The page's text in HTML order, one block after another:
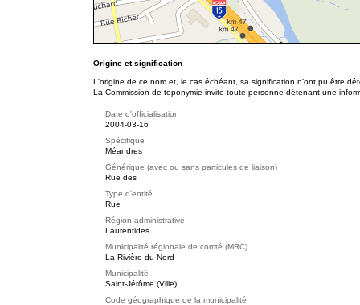
Origine et signification
L'origine de ce nom et, le cas échéant, sa signification n’ont pu être
La Commission de toponymie invite toute personne détenant une
Date d'officialisation
2004-03-16
Spécifique
Méandres
Générique (avec ou sans particules de liaison)
Rue des
Type d'entité
Rue
Région administrative
Laurentides
Municipalité régionale de comté (MRC)
La Rivière-du-Nord
Municipalité
Saint-Jérôme (Ville)
Code géographique de la municipalité